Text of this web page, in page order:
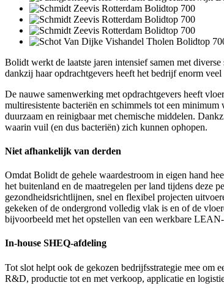
Bolidt werkt de laatste jaren intensief samen met
dankzij haar opdrachtgevers heeft het bedrijf enorm
De nauwe samenwerking met opdrachtgevers heeft
multiresistente bacteriën en schimmels tot een
duurzaam en reinigbaar met chemische middelen.
waarin vuil (en dus bacteriën) zich kunnen ophopen.
Niet afhankelijk van derden
Omdat Bolidt de gehele waardestroom in eigen hand
het buitenland en de maatregelen per land tijdens deze
gezondheidsrichtlijnen, snel en flexibel projecten
gekeken of de ondergrond volledig vlak is en of de
bijvoorbeeld met het opstellen van een werkbare
In-house SHEQ-afdeling
Tot slot helpt ook de gekozen bedrijfsstrategie mee om
R&D, productie tot en met verkoop, applicatie en